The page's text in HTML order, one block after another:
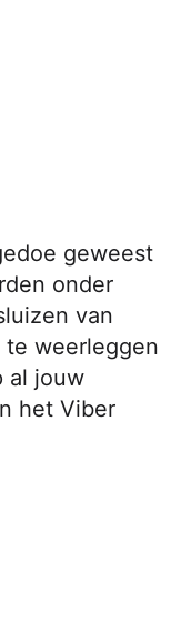
geweest
onder
van
te weerleggen
al jouw
het Viber